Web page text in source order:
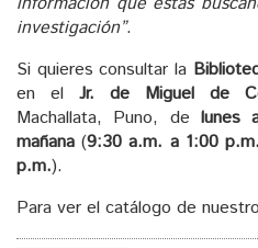
investigación”.
Si quieres consultar la
en el Jr. de Miguel de
Machallata, Puno, de lunes
mañana (9:30 a.m. a 1:00 p.m.
p.m.).
Para ver el catálogo de